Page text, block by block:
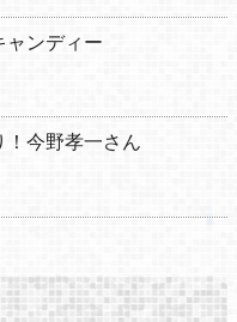
ャンディー
今野孝一さん